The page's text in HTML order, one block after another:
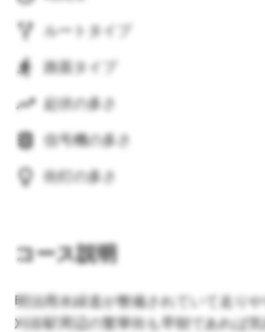
ルートタイプ
路面タイプ
起伏の多さ
信号機の多さ
街灯の多さ
コース説明
明治用水緑道が整備されていて走りや
刈谷駅周辺の繁華街も早朝であれば気